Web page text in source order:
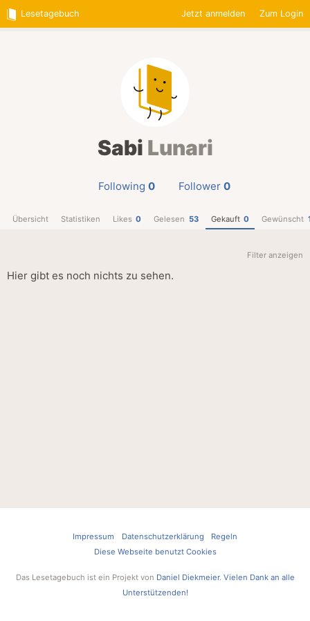
Lesetagebuch Jetzt anmelden Zum Login
Sabi Lunari
Following 0 Follower 0
Übersicht Statistiken Likes 0 Gelesen 53 Gekauft 0 Gewünscht
Filter anzeigen
Hier gibt es noch nichts zu sehen.
Impressum Datenschutzerklärung
Regeln
Diese Webseite benutzt Cookies
Das Lesetagebuch ist ein Projekt von Daniel Diekmeier. Vielen Dank an alle
Unterstützenden!